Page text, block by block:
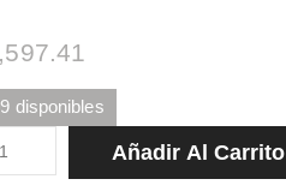
disponibles
Añadir Al Carrito